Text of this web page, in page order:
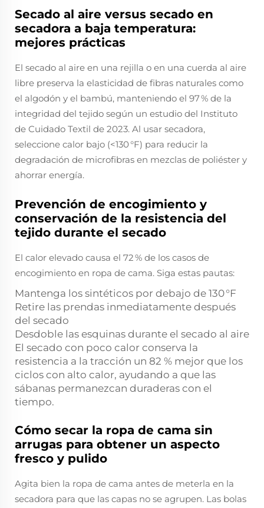
Secado al aire versus secado en
secadora a baja temperatura:
mejores prácticas
El secado al aire en una rejilla o en una cuerda al aire
libre preserva la elasticidad de fibras naturales como
el algodón y el bambú, manteniendo el 97 % de la
integridad del tejido según un estudio del Instituto
de Cuidado Textil de 2023. Al usar secadora,
seleccione calor bajo (<130 °F) para reducir la
degradación de microfibras en mezclas de poliéster y
ahorrar energía.
Prevención de encogimiento y
conservación de la resistencia del
tejido durante el secado
El calor elevado causa el 72 % de los casos de
encogimiento en ropa de cama. Siga estas pautas:
Mantenga los sintéticos por debajo de 130 °F
Retire las prendas inmediatamente después
del secado
Desdoble las esquinas durante el secado al aire
El secado con poco calor conserva la
resistencia a la tracción un 82 % mejor que los
ciclos con alto calor, ayudando a que las
sábanas permanezcan duraderas con el
tiempo.
Cómo secar la ropa de cama sin
arrugas para obtener un aspecto
fresco y pulido
Agita bien la ropa de cama antes de meterla en la
secadora para que las capas no se agrupen. Las bolas